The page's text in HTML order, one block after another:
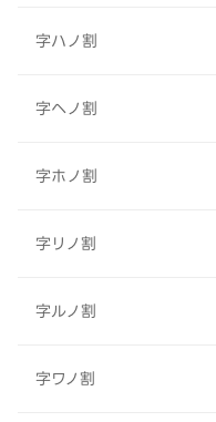
字ハノ割
字ヘノ割
字ホノ割
字リノ割
字ルノ割
字ワノ割